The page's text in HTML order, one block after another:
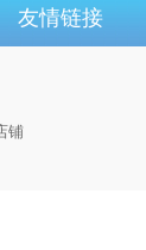
友情链接
铺